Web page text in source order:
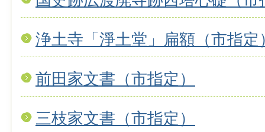
浄土寺「淨土堂」扁額（市指定
前田家文書（市指定）
三枝家文書（市指定）